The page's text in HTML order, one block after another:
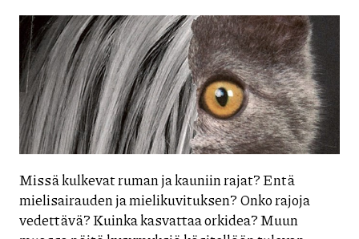
Missä kulkevat ruman ja kauniin rajat? Entä
mielisairauden ja mielikuvituksen? Onko rajoja
vedettävä? Kuinka kasvattaa orkidea? Muun